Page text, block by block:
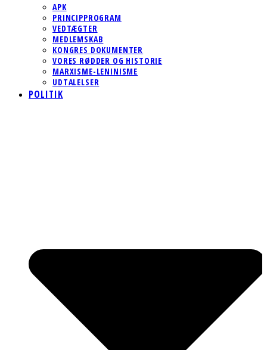
APK
PRINCIPPROGRAM
VEDTÆGTER
MEDLEMSKAB
KONGRES DOKUMENTER
VORES RØDDER OG HISTORIE
MARXISME-LENINISME
UDTALELSER
POLITIK